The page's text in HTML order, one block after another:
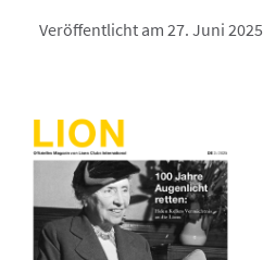
Veröffentlicht am 27. Juni 2025